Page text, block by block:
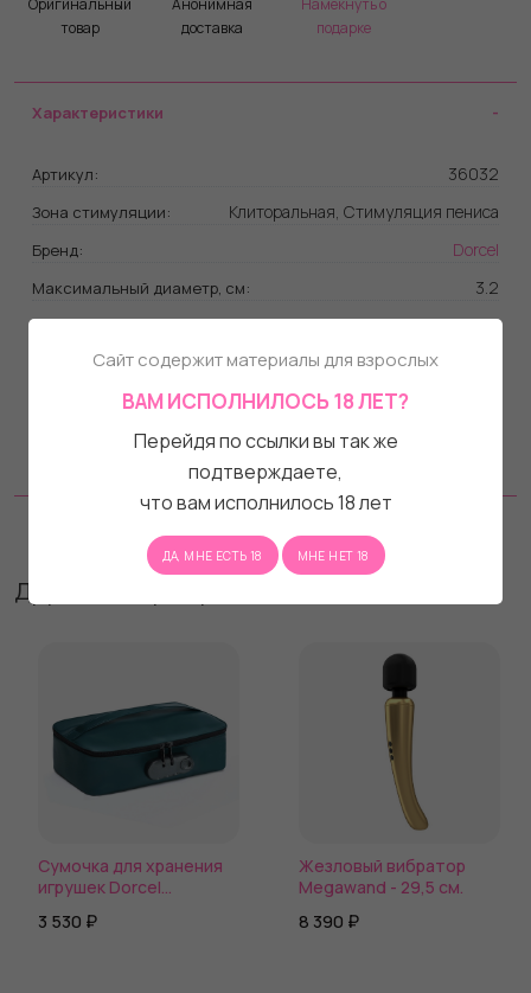
в течение нескольких секунд.
Оригинальный
товар
Анонимная
доставка
Намекнуть о
подарке
Характеристики
Артикул: 36032
Зона стимуляции: Клиторальная, Стимуляция пениса
Бренд: Dorcel
Максимальный диаметр, см: 3.2
Вибрация: есть
Тип питания: Батарейки
Батарейки в комплекте:
Совместимость с лубрикантами: На водной основе
Другие товары бренда
Сумочка для хранения
игрушек Dorcel
3 530 ₽
Жезловый вибратор
Megawand - 29,5 см.
8 390 ₽
Сайт содержит материалы для взрослых
ВАМ ИСПОЛНИЛОСЬ 18 ЛЕТ?
Перейдя по ссылки вы так же
подтверждаете,
что вам исполнилось 18 лет
ДА, МНЕ ЕСТЬ 18 МНЕ НЕТ 18